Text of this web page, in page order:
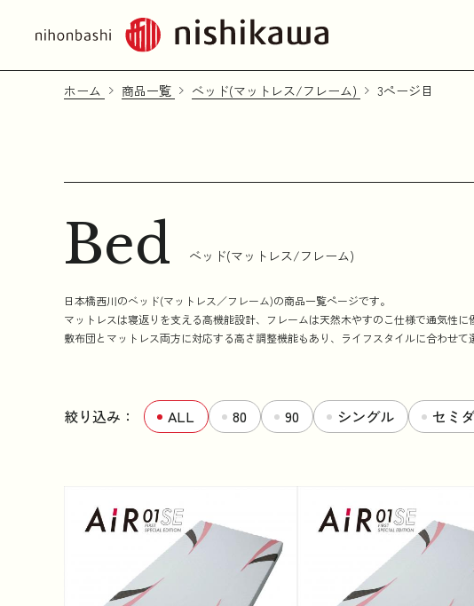
ホーム 商品一覧 ベッド(マットレス/フレーム) 3ページ目
Bed ベッド(マットレス/フレーム)
日本橋西川のベッド(マットレス／フレーム)の商品一覧ページです。
マットレスは寝返りを支える高機能設計、フレームは天然木やすのこ仕様で通気性に
敷布団とマットレス両方に対応する高さ調整機能もあり、ライフスタイルに合わせて
絞り込み： ALL 80 90 シングル セミ